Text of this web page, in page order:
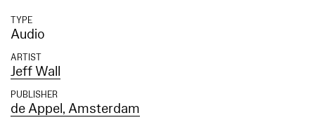
TYPE
Audio
ARTIST
Jeff Wall
PUBLISHER
de Appel, Amsterdam